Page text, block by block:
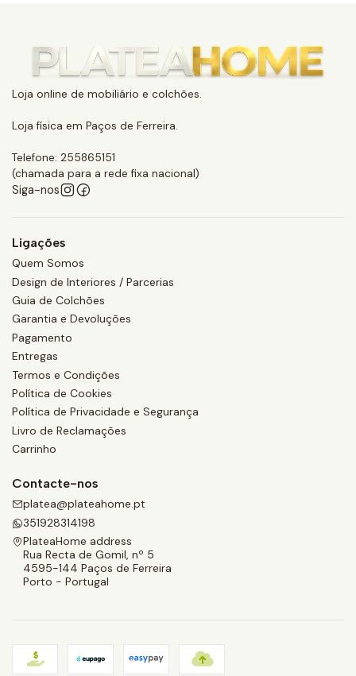
Loja online de mobiliário e colchões.
Loja física em Paços de Ferreira.
Telefone: 255865151
(chamada para a rede fixa nacional)
Siga-nos
Ligações
Quem Somos
Design de Interiores / Parcerias
Guia de Colchões
Garantia e Devoluções
Pagamento
Entregas
Termos e Condições
Política de Cookies
Política de Privacidade e Segurança
Livro de Reclamações
Carrinho
Contacte-nos
platea@plateahome.pt
351928314198
PlateaHome address
Rua Recta de Gomil, nº 5
4595-144 Paços de Ferreira
Porto - Portugal